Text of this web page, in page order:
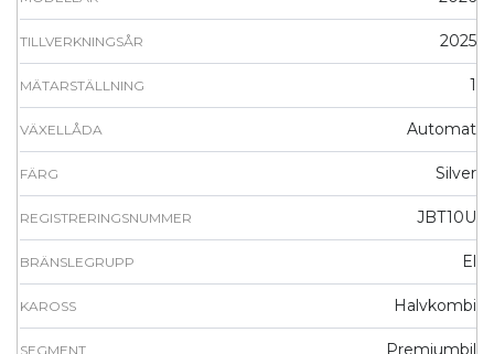
TILLVERKNINGSÅR 2025
MÄTARSTÄLLNING 1
VÄXELLÅDA Automat
FÄRG Silver
REGISTRERINGSNUMMER JBT10U
BRÄNSLEGRUPP El
KAROSS Halvkombi
SEGMENT Premiumbil